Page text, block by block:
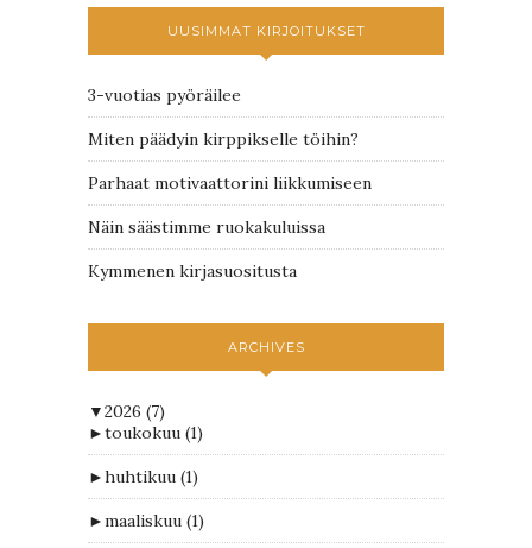
UUSIMMAT KIRJOITUKSET
3-vuotias pyöräilee
Miten päädyin kirppikselle töihin?
Parhaat motivaattorini liikkumiseen
Näin säästimme ruokakuluissa
Kymmenen kirjasuositusta
ARCHIVES
▼2026 (7)
►toukokuu (1)
►huhtikuu (1)
►maaliskuu (1)